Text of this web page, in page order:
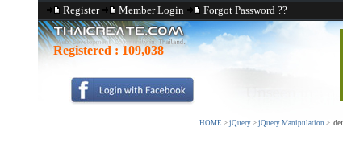
Register Member Login Forgot Password ??
Registered : 109,038
HOME > jQuery > jQuery Manipulation >